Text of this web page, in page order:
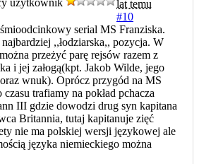
użytkownik
lat temu
#10
serial MS Franziska.
,,łodziarska,, pozycja. W
przeżyć parę rejsów razem z
i jej załogą(kpt. Jakob Wilde, jego
wnuk). Oprócz przygód na MS
trafiamy na pokład pchacza
III gdzie dowodzi drug syn kapitana
Britannia, tutaj kapitanuje zięć
nie ma polskiej wersji językowej ale
języka niemieckiego można